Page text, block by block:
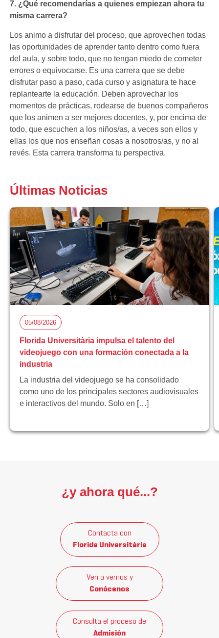
7. ¿Qué recomendarías a quienes empiezan ahora tu
misma carrera?
Los animo a disfrutar del proceso, que aprovechen todas
las oportunidades de aprender tanto dentro como fuera
del aula, y sobre todo, que no tengan miedo de cometer
errores o equivocarse. Es una carrera que se debe
disfrutar paso a paso, cada curso y asignatura te hace
replantearte la educación. Deben aprovechar los
momentos de prácticas, rodearse de buenos compañeros
que los animen a ser mejores docentes, y, por encima de
todo, que escuchen a los niños/as, a veces son ellos y
ellas los que nos enseñan cosas a nosotros/as, y no al
revés. Esta carrera transforma tu perspectiva.
Últimas Noticias
05/08/2026
Florida Universitària impulsa el talento del
videojuego con una formación conectada a la
industria
La industria del videojuego se ha consolidado
como uno de los principales sectores audiovisuales
e interactivos del mundo. Solo en […]
¿y ahora qué...?
Contacta con
Florida Universitària
Ven a vernos y
Conócenos
Consulta el proceso de
Admisión